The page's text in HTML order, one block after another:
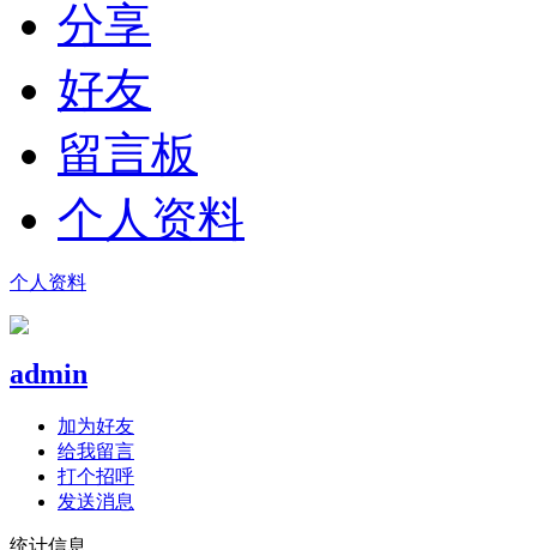
分享
好友
留言板
个人资料
个人资料
admin
加为好友
给我留言
打个招呼
发送消息
统计信息